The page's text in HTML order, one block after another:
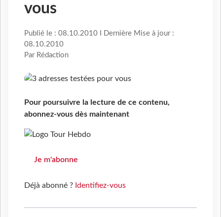
vous
Publié le : 08.10.2010 I Dernière Mise à jour :
08.10.2010
Par Rédaction
Pour poursuivre la lecture de ce contenu,
abonnez-vous dès maintenant
Je m'abonne
Déjà abonné ? Identifiez-vous